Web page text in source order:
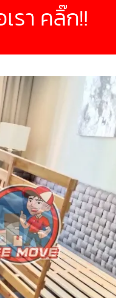
รา คลิ๊ก!!